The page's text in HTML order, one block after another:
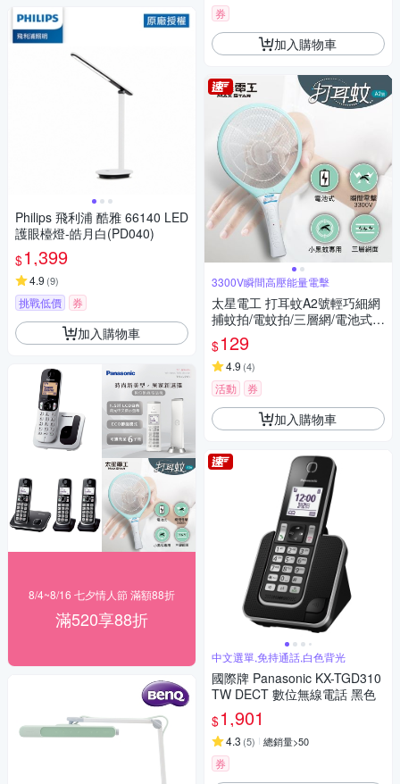
Philips 飛利浦 酷雅 66140 LED
護眼檯燈-皓月白(PD040)
$1,399
4.9 (9)
挑戰低價 券
加入購物車
8/4~8/16 七夕情人節 滿額88折
滿520享88折
券
加入購物車
3300V瞬間高壓能量電擊
太星電工 打耳蚊A2號輕巧細網
捕蚊拍/電蚊拍/三層網/電池式/
小黑蚊專用 3300V瞬間電擊/輕
巧
$129
4.9 (4)
活動 券
加入購物車
中文選單,免持通話,白色背光
國際牌 Panasonic KX-TGD310
TW DECT 數位無線電話 黑色
$1,901
4.3 (5) 總銷量>50
券